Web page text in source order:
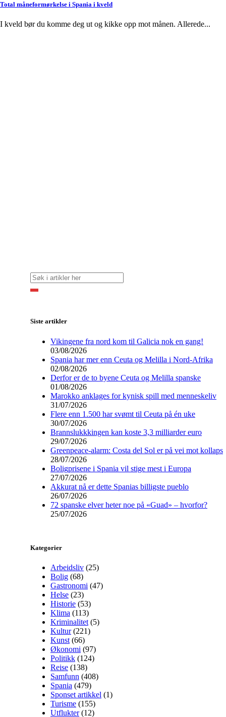
Total måneformørkelse i Spania i kveld
I kveld bør du komme deg ut og kikke opp mot månen. Allerede...
Siste artikler
Vikingene fra nord kom til Galicia nok en gang!
03/08/2026
Spania har mer enn Ceuta og Melilla i Nord-Afrika
02/08/2026
Derfor er de to byene Ceuta og Melilla spanske
01/08/2026
Marokko anklages for kynisk spill med menneskeliv
31/07/2026
Flere enn 1.500 har svømt til Ceuta på én uke
30/07/2026
Brannslukkkingen kan koste 3,3 milliarder euro
29/07/2026
Greenpeace-alarm: Costa del Sol er på vei mot kollaps
28/07/2026
Boligprisene i Spania vil stige mest i Europa
27/07/2026
Akkurat nå er dette Spanias billigste pueblo
26/07/2026
72 spanske elver heter noe på «Guad» – hvorfor?
25/07/2026
Kategorier
Arbeidsliv (25)
Bolig (68)
Gastronomi (47)
Helse (23)
Historie (53)
Klima (113)
Kriminalitet (5)
Kultur(221)
Kunst (66)
Økonomi (97)
Politikk (124)
Reise (138)
Samfunn (408)
Spania (479)
Sponset artikkel (1)
Turisme (155)
Utflukter(12)